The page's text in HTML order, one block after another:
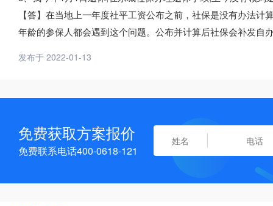
【答】在当地上一年度社平工资公布之前，社保是没有办法
年龄的参保人都会遇到这个问题。公布并计算后社保会补发自
发布于 2022-01-13
免费获取方案报价
免费联系电话400-0618-121